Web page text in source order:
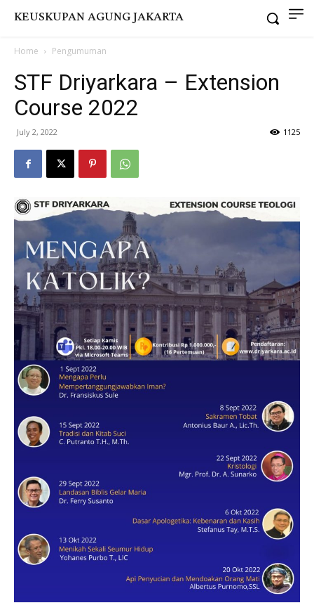
KEUSKUPAN AGUNG JAKARTA
Home Pengumuman
STF Driyarkara – Extension
Course 2022
July 2, 2022 1125